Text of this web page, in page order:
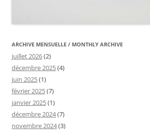
ARCHIVE MENSUELLE / MONTHLY ARCHIVE
juillet 2026(2)
décembre 2025(4)
juin 2025(1)
février 2025(7)
janvier 2025(1)
décembre 2024(7)
novembre 2024(3)